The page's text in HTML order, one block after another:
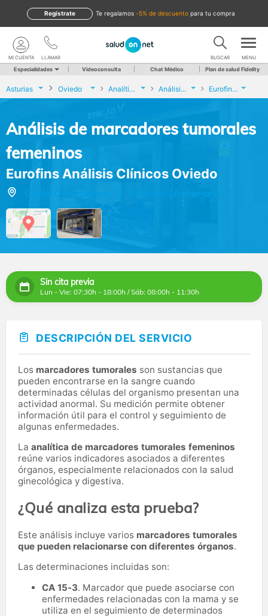
te regalamos -5% de descuento para tu compra
Regístrate
LLAMAR
MI CUENTA BUSCAR MENU
Especialidades Videoconsulta Chat Médico Plan de salud Fidelity
Asturias Oviedo Analíticas y Genética Análisis de marcadores tumorales femeninos Eurofins Análisis Clínicos Oviedo
Análisis de marcadores tumorales
femeninos
Eurofins Análisis Clínicos Oviedo
Sin cita previa
Lun - Vie: 07:30h - 18:00h / Sáb: 08:00h - 11:30h
DESCRIPCIÓN DEL SERVICIO
Los marcadores tumorales son sustancias que
pueden encontrarse en la sangre cuando
determinadas células del organismo presentan una
actividad anormal. Su medición permite obtener
información útil para el control y seguimiento de
algunas enfermedades.
La analítica de marcadores tumorales femeninos
reúne varios indicadores asociados a diferentes
órganos, especialmente relacionados con la salud
ginecológica y digestiva.
¿Qué analiza esta prueba?
Este análisis incluye varios marcadores tumorales
que pueden relacionarse con diferentes órganos.
Las determinaciones incluidas son:
CA 15-3. Marcador que puede asociarse con
enfermedades relacionadas con la mama y se
utiliza en el seguimiento de determinados